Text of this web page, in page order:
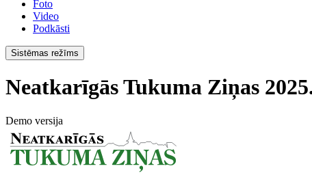
Foto
Video
Podkāsti
Sistēmas režīms
Neatkarīgās Tukuma Ziņas
Demo versija